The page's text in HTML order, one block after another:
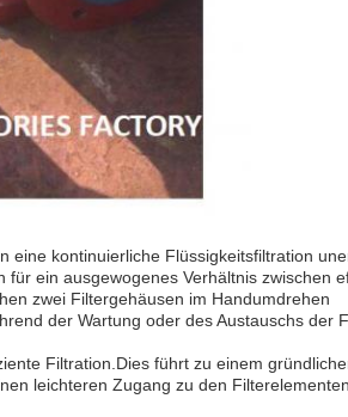
eine kontinuierliche Flüssigkeitsfiltration
ein ausgewogenes Verhältnis zwischen
zwei Filtergehäusen im Handumdrehen
der Wartung oder des Austauschs der
Filtration.Dies führt zu einem
leichteren Zugang zu den